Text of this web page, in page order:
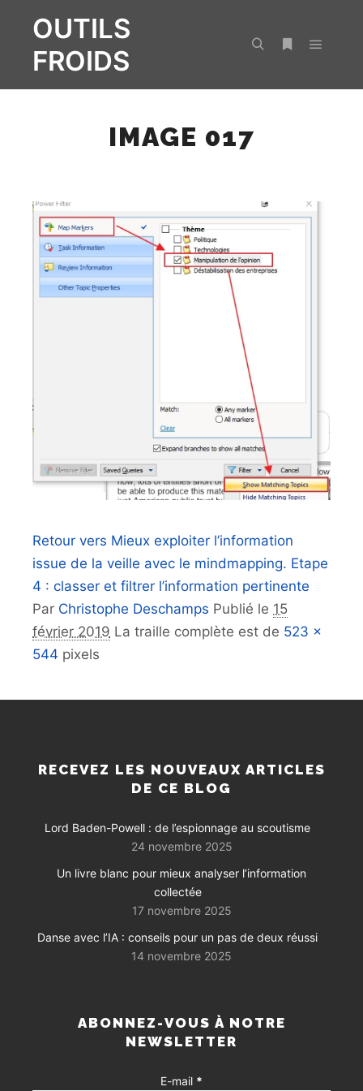
OUTILS
FROIDS
IMAGE 017
Retour vers Mieux exploiter l’information
issue de la veille avec le mindmapping. Etape
4 : classer et filtrer l’information pertinente
Par Christophe Deschamps Publié le 15
février 2019 La traille complète est de 523 ×
544 pixels
RECEVEZ LES NOUVEAUX ARTICLES
DE CE BLOG
Lord Baden-Powell : de l’espionnage au scoutisme
24 novembre 2025
Un livre blanc pour mieux analyser l’information
collectée
17 novembre 2025
Danse avec l’IA : conseils pour un pas de deux réussi
14 novembre 2025
ABONNEZ-VOUS À NOTRE
NEWSLETTER
E-mail *